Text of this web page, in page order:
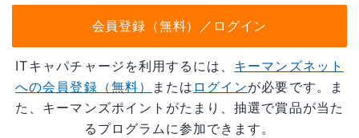
会員登録（無料）／ログイン
ITキャパチャージを利用するには、 キーマンズネット
への会員登録（無料）
または ログインが必要です。ま
た、キーマンズポイントがたまり、抽選で賞品が当た
るプログラムに参加できます。